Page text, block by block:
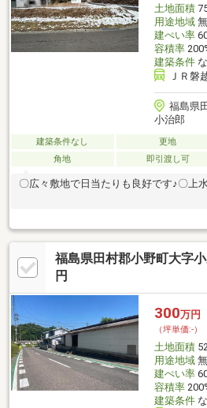
土地面積
用途地域
建ぺい率
容積率
建築条件
ＪＲ磐
福島県
小治郎
建築条件なし 更地
角地
即引渡し可
〇広々敷地で日当たりも良好です♪〇上
福島県田村郡小野町大字
円
300万円
（坪単価:-）
土地面積
用途地域
建ぺい率
容積率
建築条件